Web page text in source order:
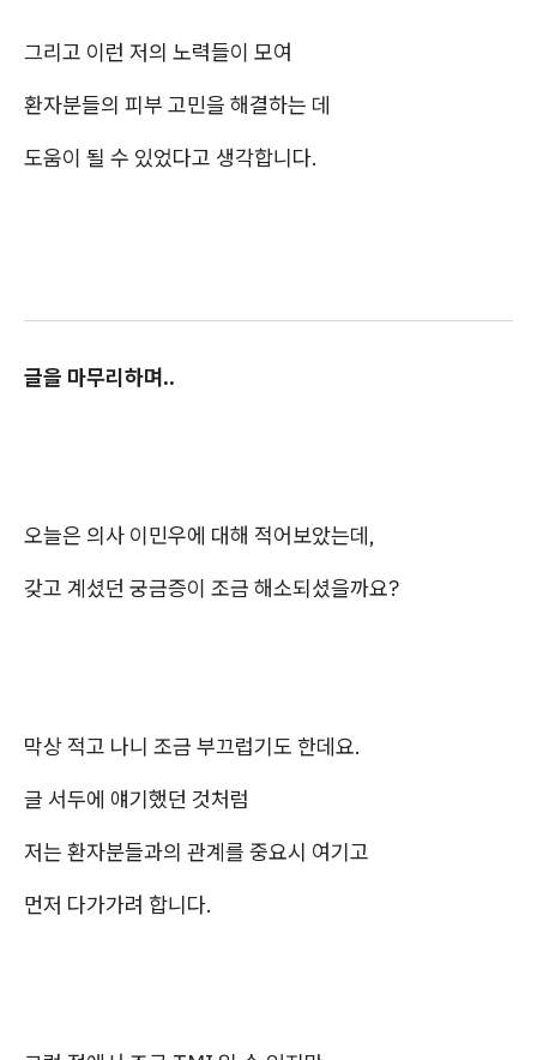
그리고 이런 저의 노력들이 모여
환자분들의 피부 고민을 해결하는 데
도움이 될 수 있었다고 생각합니다.
글을 마무리하며..
오늘은 의사 이민우에 대해 적어보았는데,
갖고 계셨던 궁금증이 조금 해소되셨을까요?
막상 적고 나니 조금 부끄럽기도 한데요.
글 서두에 얘기했던 것처럼
저는 환자분들과의 관계를 중요시 여기고
먼저 다가가려 합니다.